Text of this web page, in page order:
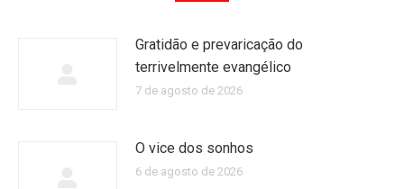
Gratidão e prevaricação do
terrivelmente evangélico
7 de agosto de 2026
O vice dos sonhos
6 de agosto de 2026